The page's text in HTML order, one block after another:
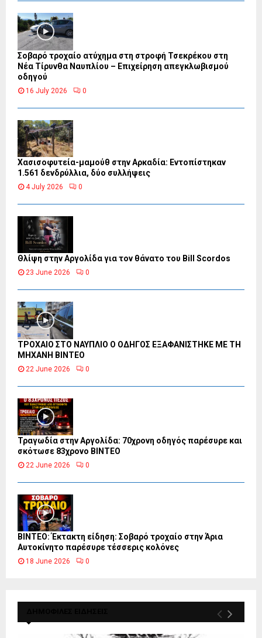
Σοβαρό τροχαίο ατύχημα στη στροφή Τσεκρέκου στη
Νέα Τίρυνθα Ναυπλίου – Επιχείρηση απεγκλωβισμού
οδηγού
16 July 2026 0
Χασισοφυτεία-μαμούθ στην Αρκαδία: Εντοπίστηκαν
1.561 δενδρύλλια, δύο συλλήψεις
4 July 2026 0
Θλίψη στην Αργολίδα για τον θάνατο του Bill Scordos
23 June 2026 0
ΤΡΟΧΑΙΟ ΣΤΟ ΝΑΥΠΛΙΟ Ο ΟΔΗΓΟΣ ΕΞΑΦΑΝΙΣΤΗΚΕ ΜΕ ΤΗ
ΜΗΧΑΝΗ ΒΙΝΤΕΟ
22 June 2026 0
Τραγωδία στην Αργολίδα: 70χρονη οδηγός παρέσυρε και
σκότωσε 83χρονο ΒΙΝΤΕΟ
22 June 2026 0
ΒΙΝΤΕΟ: Έκτακτη είδηση: Σοβαρό τροχαίο στην Άρια
Αυτοκίνητο παρέσυρε τέσσερις κολόνες
18 June 2026 0